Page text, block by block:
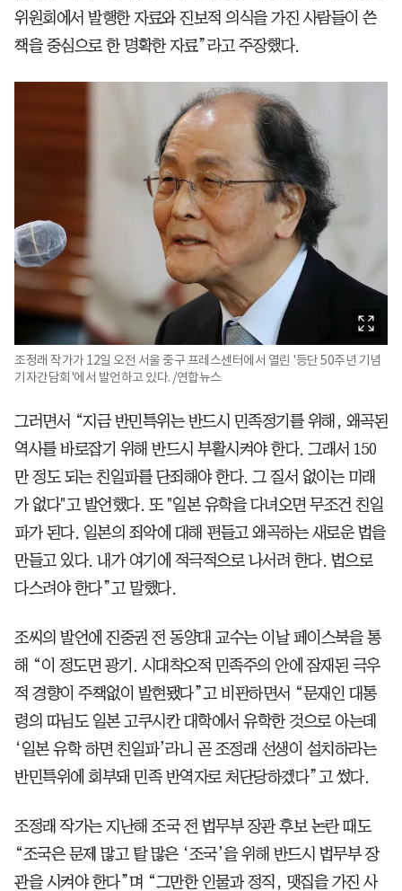
위원회에서 발행한 자료와 진보적 의식을 가진 사람들이 쓴
책을 중심으로 한 명확한 자료”라고 주장했다.
조정래 작가가 12일 오전 서울 중구 프레스센터에서 열린 '등단 50주년 기념
기자간담회'에서 발언하고 있다. /연합뉴스
그러면서 “지금 반민특위는 반드시 민족정기를 위해, 왜곡된
역사를 바로잡기 위해 반드시 부활시켜야 한다. 그래서 150
만 정도 되는 친일파를 단죄해야 한다. 그 질서 없이는 미래
가 없다"고 발언했다. 또 "일본 유학을 다녀오면 무조건 친일
파가 된다. 일본의 죄악에 대해 편들고 왜곡하는 새로운 법을
만들고 있다. 내가 여기에 적극적으로 나서려 한다. 법으로
다스려야 한다”고 말했다.
조씨의 발언에 진중권 전 동양대 교수는 이날 페이스북을 통
해 “이 정도면 광기. 시대착오적 민족주의 안에 잠재된 극우
적 경향이 주책없이 발현됐다”고 비판하면서 “문재인 대통
령의 따님도 일본 고쿠시칸 대학에서 유학한 것으로 아는데
‘일본 유학 하면 친일파’라니 곧 조정래 선생이 설치하라는
반민특위에 회부돼 민족 반역자로 처단당하겠다”고 썼다.
조정래 작가는 지난해 조국 전 법무부 장관 후보 논란 때도
“조국은 문제 많고 탈 많은 ‘조국’을 위해 반드시 법무부 장
관을 시켜야 한다”며 “그만한 인물과 정직, 맷집을 가진 사